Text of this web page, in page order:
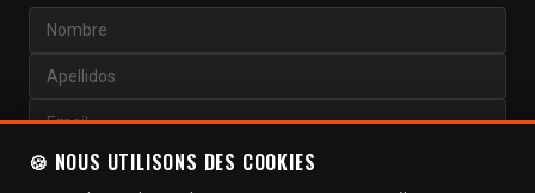
S'ABONNER
🍪 NOUS UTILISONS DES COOKIES